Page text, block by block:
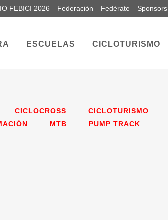
FEBICI 2026 Federación Fedérate Sponsors
ESCUELAS CICLOTURISMO
CICLOCROSS
CICLOTURISMO
MTB
PUMP TRACK